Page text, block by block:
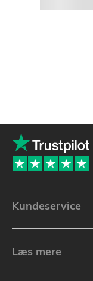
Kundeservice
Læs mere